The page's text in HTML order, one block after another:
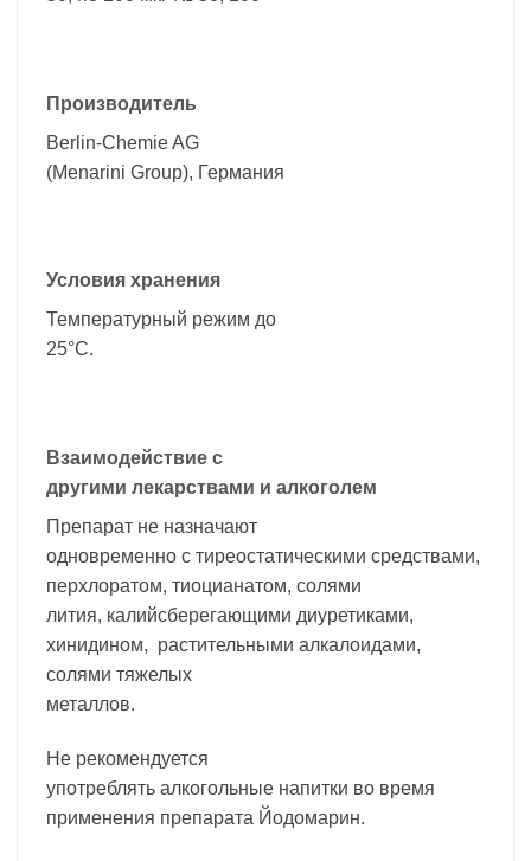
Производитель
Berlin-Chemie AG
(Menarini Group), Германия
Условия хранения
Температурный режим до
25°C.
Взаимодействие с
другими лекарствами и алкоголем
Препарат не назначают
одновременно с тиреостатическими средствами,
перхлоратом, тиоцианатом, солями
лития, калийсберегающими диуретиками,
хинидином, растительными алкалоидами,
солями тяжелых
металлов.
Не рекомендуется
употреблять алкогольные напитки во время
применения препарата Йодомарин.